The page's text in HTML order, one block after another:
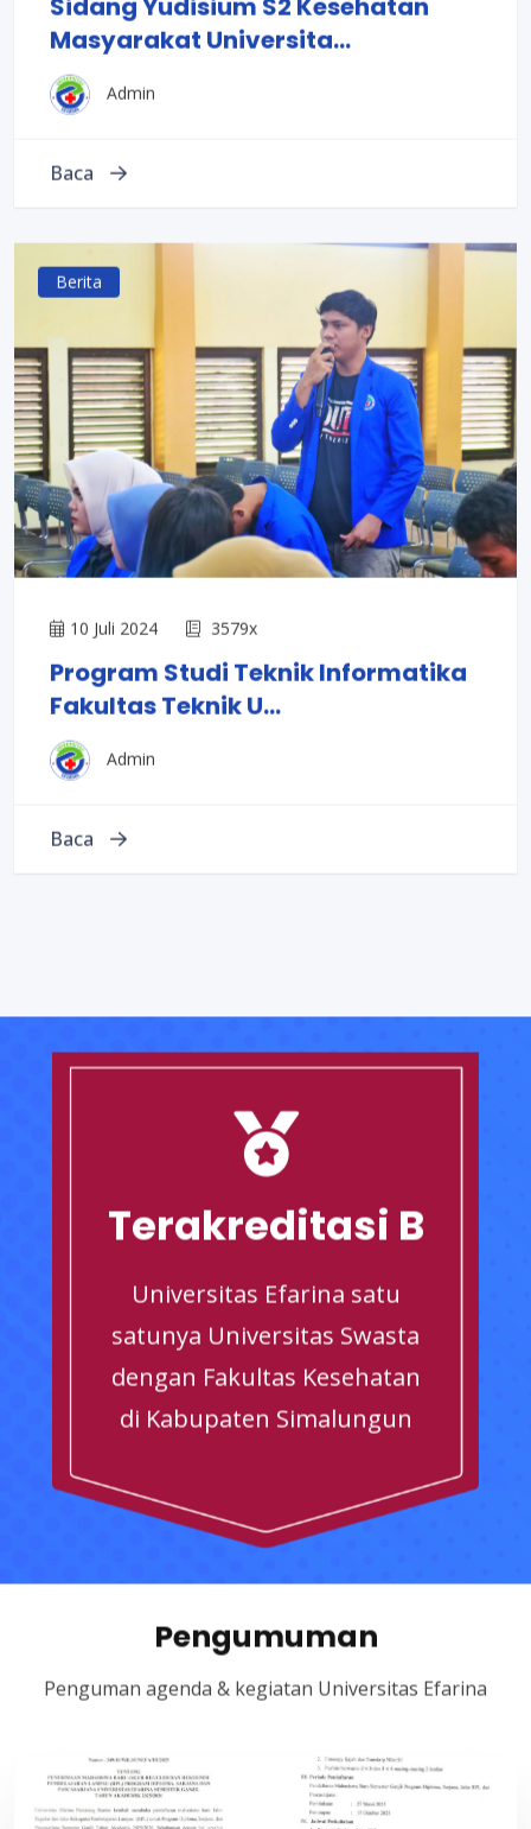
Masyarakat Universita...
Admin
Baca
Berita
10 Juli 2024 3579x
Program Studi Teknik Informatika
Fakultas Teknik U...
Admin
Baca
Terakreditasi B
Universitas Efarina satu
satunya Universitas Swasta
dengan Fakultas Kesehatan
di Kabupaten Simalungun
Pengumuman
Penguman agenda & kegiatan Universitas Efarina